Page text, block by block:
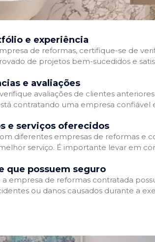
e experiência
de reformas, certifique-se de
de projetos bem-sucedidos e
e avaliações
avaliações de clientes
contratando uma empresa confiável
e serviços oferecidos
diferentes empresas de reformas e
serviço. É importante levar em
que possuem seguro
empresa de reformas contratada
ou danos causados durante a